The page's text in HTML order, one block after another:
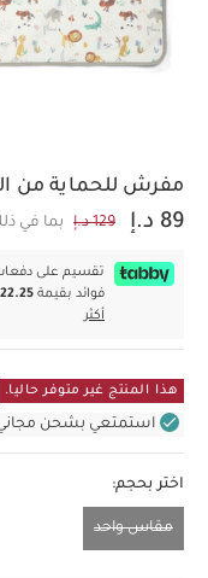
مفرش للحماية من
89 د.إ 129 د.إ بما في
فوائد بقيمة
أكثر
هذا المنتج غير متوفر حاليا.
استمتعي بشحن مجاني
اختر بحجم:
مقاس واحد